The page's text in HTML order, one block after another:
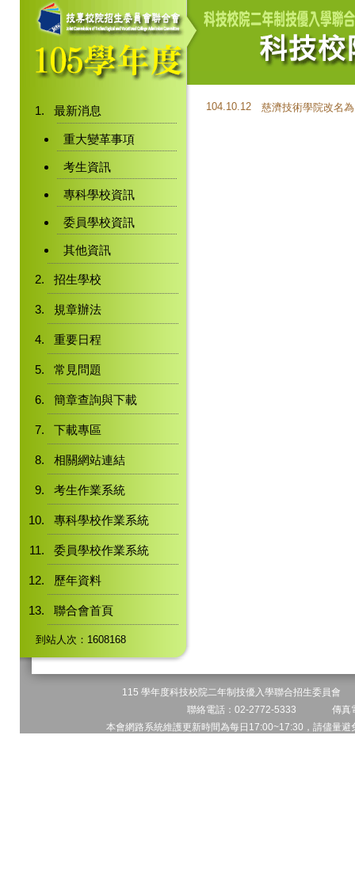
最新消息
重大變革事項
考生資訊
專科學校資訊
委員學校資訊
其他資訊
招生學校
規章辦法
重要日程
常見問題
簡章查詢與下載
下載專區
相關網站連結
考生作業系統
專科學校作業系統
委員學校作業系統
歷年資料
聯合會首頁
到站人次：1608168
104.10.12 慈濟技術學院改名
115 學年度科技校院二年制技優入學聯合招生委員
聯絡電話：02-2772-5333 傳
本會網路系統維護更新時間為每日17:00~17:30，請儘量